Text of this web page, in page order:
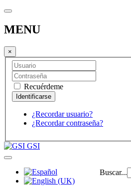
MENU
×
Recuérdeme
¿Recordar usuario?
¿Recordar contraseña?
GSI
Buscar...